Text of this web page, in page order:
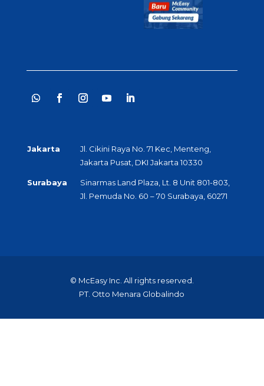
Jakarta
Jl. Cikini Raya No. 71 Kec, Menteng,
Jakarta Pusat, DKI Jakarta 10330
Surabaya
Sinarmas Land Plaza, Lt. 8 Unit 801-803,
Jl. Pemuda No. 60 – 70 Surabaya, 60271
© McEasy Inc. All rights reserved.
PT. Otto Menara Globalindo